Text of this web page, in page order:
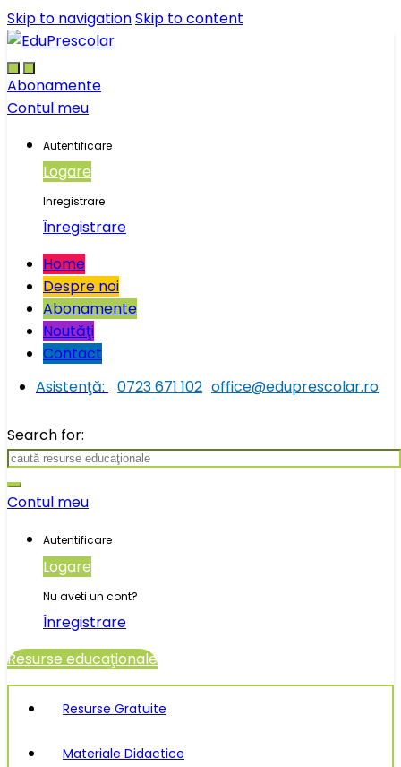
Skip to navigationSkip to content
Abonamente
Contul meu
Autentificare
Logare
Inregistrare
Înregistrare
Home
Despre noi
Abonamente
Noutăţi
Contact
Asistenţă:
0723 671 102 office@eduprescolar.ro
Search for:
Contul meu
Autentificare
Logare
Nu aveti un cont?
Înregistrare
Resurse educaţionale
Resurse Gratuite
Materiale Didactice